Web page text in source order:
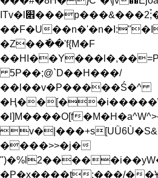
ITv�l׎���p���&���2;̉��ܠ�-
��F�U
�Z��߫��'f{M�F
5P��;@`D��H���/
��l��v�P�����Ś�^
�l]M����O[f
����>>�j�
�P�x����t:���/�